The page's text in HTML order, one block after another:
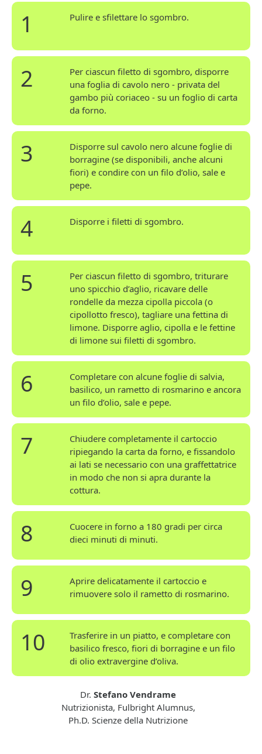
1
Pulire e sfilettare lo sgombro.
2
Per ciascun filetto di sgombro, disporre
una foglia di cavolo nero - privata del
gambo più coriaceo - su un foglio di carta
da forno.
3
Disporre sul cavolo nero alcune foglie di
borragine (se disponibili, anche alcuni
fiori) e condire con un filo d’olio, sale e
pepe.
4 Disporre i filetti di sgombro.
5
Per ciascun filetto di sgombro, triturare
uno spicchio d’aglio, ricavare delle
rondelle da mezza cipolla piccola (o
cipollotto fresco), tagliare una fettina di
limone. Disporre aglio, cipolla e le fettine
di limone sui filetti di sgombro.
6
Completare con alcune foglie di salvia,
basilico, un rametto di rosmarino e ancora
un filo d’olio, sale e pepe.
7
Chiudere completamente il cartoccio
ripiegando la carta da forno, e fissandolo
ai lati se necessario con una graffettatrice
in modo che non si apra durante la
cottura.
8
Cuocere in forno a 180 gradi per circa
dieci minuti di minuti.
9
Aprire delicatamente il cartoccio e
rimuovere solo il rametto di rosmarino.
10
Trasferire in un piatto, e completare con
basilico fresco, fiori di borragine e un filo
di olio extravergine d’oliva.
Dr. Stefano Vendrame
Nutrizionista, Fulbright Alumnus,
Ph.D. Scienze della Nutrizione